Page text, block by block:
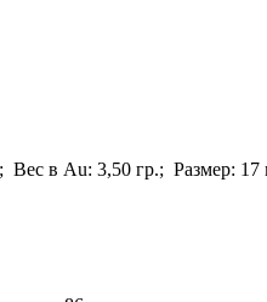
Вес в Au: 3,50 гр.; Размер: